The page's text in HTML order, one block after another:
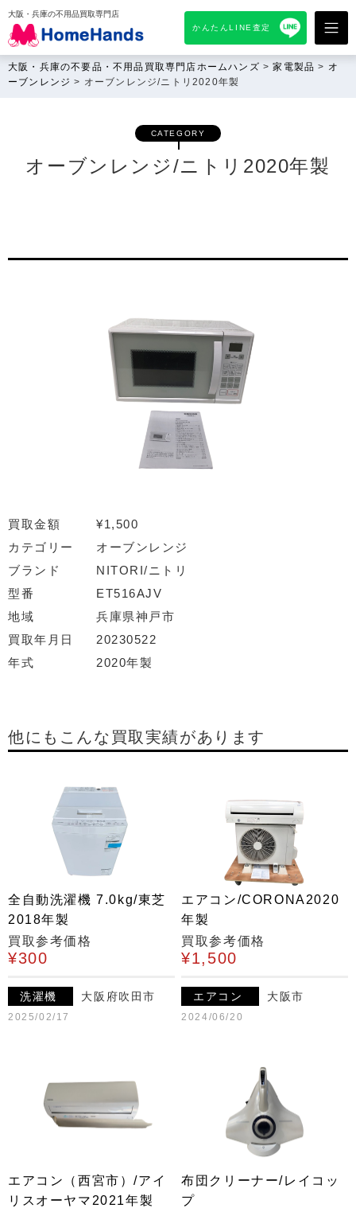
大阪・兵庫の不用品買取専門店
かんたんLINE査定
大阪・兵庫の不要品・不用品買取専門店ホームハンズ >家電製品 > オ
ーブンレンジ > オーブンレンジ/ニトリ2020年製
CATEGORY
オーブンレンジ/ニトリ2020年製
買取金額
¥1,500
カテゴリー
オーブンレンジ
ブランド
NITORI/ニトリ
型番
ET516AJV
地域
兵庫県神戸市
買取年月日
20230522
年式
2020年製
他にもこんな買取実績があります
全自動洗濯機 7.0kg/東芝
2018年製
買取参考価格
¥300
洗濯機 大阪府吹田市
2025/02/17
エアコン/CORONA2020
年製
買取参考価格
¥1,500
エアコン 大阪市
2024/06/20
エアコン（西宮市）/アイ
リスオーヤマ2021年製
布団クリーナー/レイコッ
プ